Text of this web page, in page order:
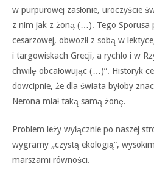
w purpurowej zasłonie, uroczyście
z nim jak z żoną (…). Tego Sporusa
cesarzowej, obwoził z sobą w
i targowiskach Grecji, a rychło i w
chwilę obcałowując (…)”. Historyk
dowcipnie, że dla świata byłoby
Nerona miał taką samą żonę.
Problem leży wyłącznie po naszej
wygramy „czystą ekologią”,
marszami równości.